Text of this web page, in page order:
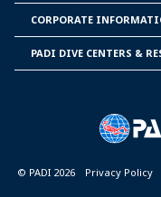
PADI
INFORMATION
CORPORATE
PADI DIVE CENTERS &
© PADI 2026 Privacy Policy